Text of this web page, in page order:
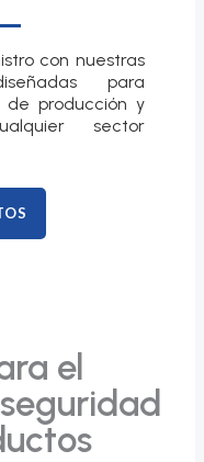
con nuestras
para
de producción y
sector
el